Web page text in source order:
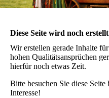
Diese Seite wird noch
Wir erstellen gerade Inhalte
hohen Qualitätsansprüchen
hierfür noch etwas Zeit.
Bitte besuchen Sie diese
Interesse!